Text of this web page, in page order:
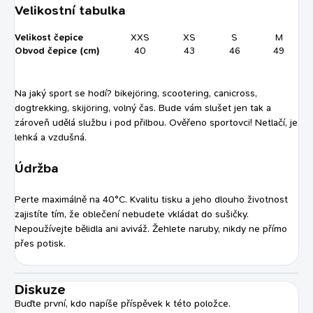
Velikostní tabulka
Velikost čepice XXS XS S
M
Obvod čepice (cm)
40 43 46 49
Na jaký sport se hodí? bikejöring, scootering, canicross,
dogtrekking, skijöring, volný čas. Bude vám slušet jen tak a
zároveň udělá službu i pod přilbou. Ověřeno sportovci! Netlačí, je
lehká a vzdušná.
Údržba
Perte maximálně na 40°C. Kvalitu tisku a jeho dlouho životnost
zajistíte tím, že oblečení nebudete vkládat do sušičky.
Nepoužívejte bělidla ani aviváž. Žehlete naruby, nikdy ne přímo
přes potisk.
Diskuze
Buďte první, kdo napíše příspěvek k této položce.